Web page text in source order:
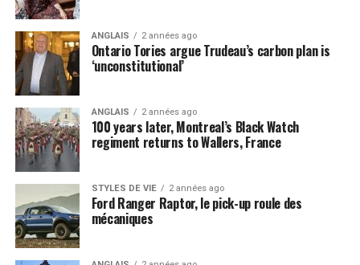
ANGLAIS 2 années ago
Ontario Tories argue Trudeau’s carbon plan is
‘unconstitutional’
ANGLAIS 2 années ago
100 years later, Montreal’s Black Watch
regiment returns to Wallers, France
STYLES DE VIE 2 années ago
Ford Ranger Raptor, le pick-up roule des
mécaniques